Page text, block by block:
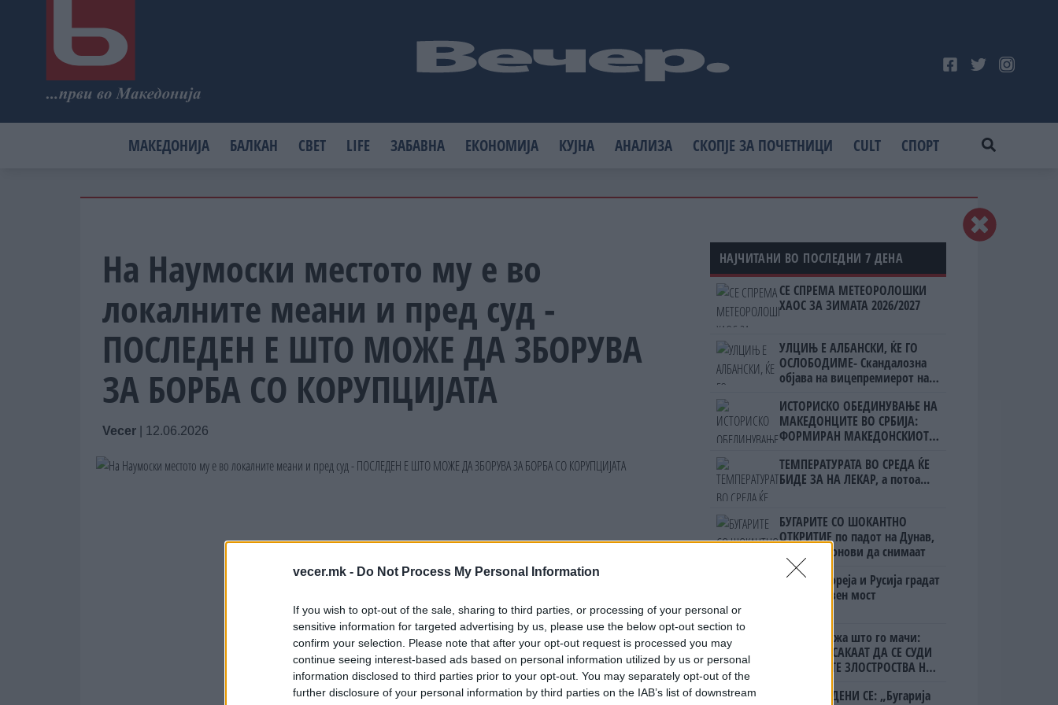
vecer.mk - Do Not Process My Personal Information
If you wish to opt-out of the sale, sharing to third parties, or processing of your personal or
sensitive information for targeted advertising by us, please use the below opt-out section to
confirm your selection. Please note that after your opt-out request is processed you may
continue seeing interest-based ads based on personal information utilized by us or personal
information disclosed to third parties prior to your opt-out. You may separately opt-out of the
further disclosure of your personal information by third parties on the IAB’s list of downstream
МАКЕДОНИЈА БАЛКАН СВЕТ LIFE ЗАБАВНА ЕКОНОМИЈА КУЈНА АНАЛИЗА СКОПЈЕ ЗА ПОЧЕТНИЦИ CULT СПОРТ
На Наумоски местото му е во
локалните меани и пред суд -
ПОСЛЕДЕН Е ШТО МОЖЕ ДА ЗБОРУВА
ЗА БОРБА СО КОРУПЦИЈАТА
Vecer 12.06.2026
НАЈЧИТАНИ ВО ПОСЛЕДНИ 7 ДЕНА
СЕ СПРЕМА МЕТЕОРОЛОШКИ
ХАОС ЗА ЗИМАТА 2026/2027
УЛЦИЊ Е АЛБАНСКИ, ЌЕ ГО
ОСЛОБОДИМЕ- Скандалозна
објава на вицепремиерот на
ИСТОРИСКО ОБЕДИНУВАЊЕ НА
МАКЕДОНЦИТЕ ВО СРБИЈА:
ФОРМИРАН МАКЕДОНСКИОТ
ТЕМПЕРАТУРАТА ВО СРЕДА ЌЕ
БИДЕ ЗА НА ЛЕКАР, а потоа...
БУГАРИТЕ СО ШОКАНТНО
ОТКРИТИЕ по падот на Дунав,
кренаа дронови да снимаат
Северна Кореја и Русија градат
мистериозен мост
Ахмети кажа што го мачи:
СЛУШАМ, САКААТ ДА СЕ СУДИ
ЗА ВОЕНИТЕ ЗЛОСТРОСТВА НА
ПРЕДУПРЕДЕНИ СЕ: „Бугарија